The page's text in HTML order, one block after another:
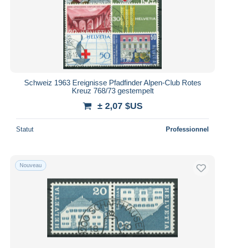
Schweiz 1963 Ereignisse Pfadfinder Alpen-Club Rotes
Kreuz 768/73 gestempelt
± 2,07 $US
Statut Professionnel
Nouveau